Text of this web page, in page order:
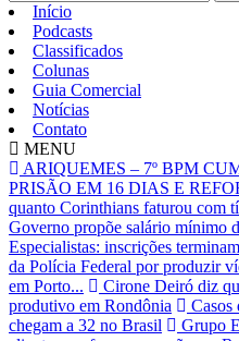
Início
Podcasts
Classificados
Colunas
Guia Comercial
Notícias
Contato
MENU
ARIQUEMES – 7º BPM
PRISÃO EM 16 DIAS E
quanto Corinthians faturou com
Governo propõe salário mínimo
Especialistas: inscrições
da Polícia Federal por produzir
em Porto...
Cirone Deiró diz
produtivo em Rondônia
Casos
chegam a 32 no Brasil
Grupo